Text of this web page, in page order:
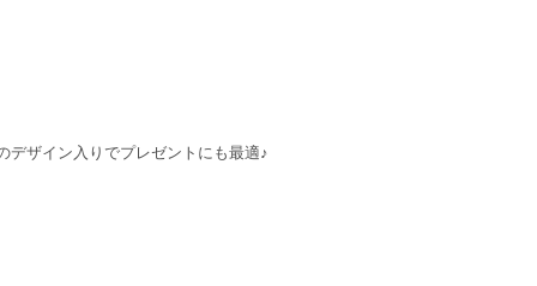
デザイン入りでプレゼントにも最適♪